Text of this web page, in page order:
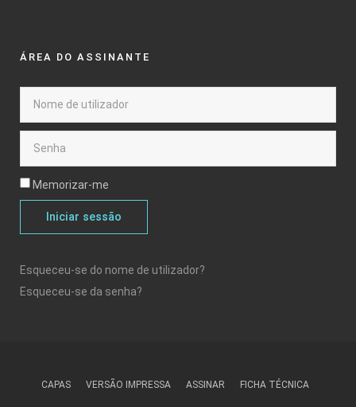
ÁREA DO ASSINANTE
Memorizar-me
Iniciar sessão
Esqueceu-se do nome de utilizador?
Esqueceu-se da senha?
CAPAS VERSÃO IMPRESSA ASSINAR FICHA TÉCNICA